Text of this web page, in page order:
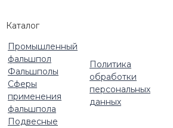
Каталог
Промышленный
фальшпол
Фальшполы
Сферы
применения
фальшпола
Подвесные
Политика
обработки
персональных
данных